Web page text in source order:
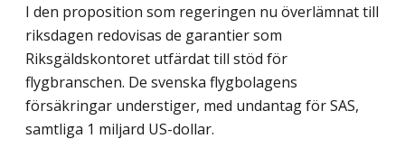
I den proposition som regeringen nu överlämnat till
riksdagen redovisas de garantier som
Riksgäldskontoret utfärdat till stöd för
flygbranschen. De svenska flygbolagens
försäkringar understiger, med undantag för SAS,
samtliga 1 miljard US-dollar.